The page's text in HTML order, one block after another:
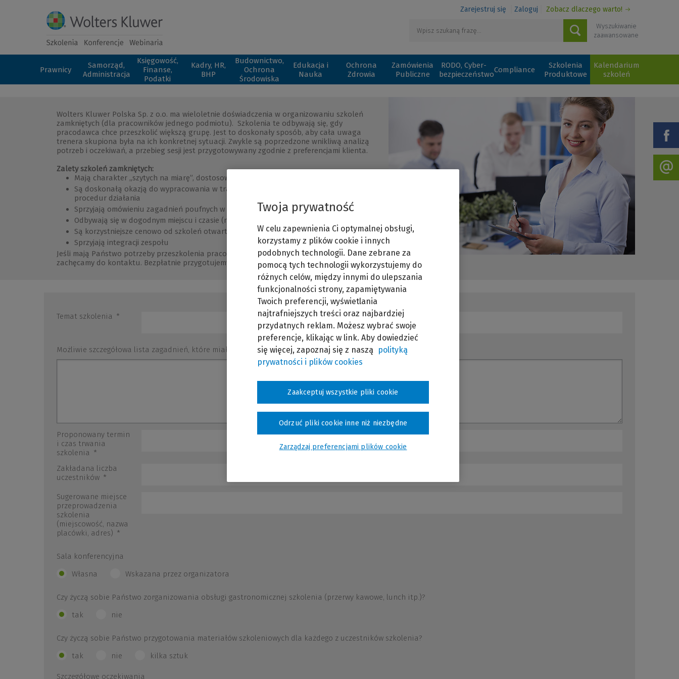
Zarejestruj się Zaloguj Zobacz dlaczego warto!
Wyszukiwanie
zaawansowane
Prawnicy
Samorząd,
Administracja
Księgowość,
Finanse,
Podatki
Kadry, HR,
BHP
Budownictwo,
Ochrona
Środowiska
Edukacja i
Nauka
Ochrona
Zdrowia
Zamówienia
Publiczne
RODO, Cyber-
bezpieczeństwoCompliance
Szkolenia
Produktowe
Kalendarium
szkoleń
Wolters Kluwer Polska Sp. z o.o. ma wieloletnie doświadczenia w organizowaniu szkoleń
zamkniętych (dla pracowników jednego podmiotu). Szkolenia te odbywają się, gdy
pracodawca chce przeszkolić większą grupę. Jest to doskonały sposób, aby cała uwaga
trenera skupiona była na ich konkretnej sytuacji. Zwykle są poprzedzone wnikliwą analizą
potrzeb i oczekiwań, a przebieg sesji jest przygotowywany zgodnie z preferencjami klienta.
Zalety szkoleń zamkniętych:
Mają charakter „szytych na miarę”, dostosowanych do potrzeb danej organizacji
Są doskonałą okazją do wypracowania w trakcie sesji szkoleniowej konkretnych
procedur działania
Sprzyjają omówieniu zagadnień poufnych w organizacji
Odbywają się w dogodnym miejscu i czasie (najczęściej w siedzibie Klienta)
Są korzystniejsze cenowo od szkoleń otwartych
Sprzyjają integracji zespołu
Jeśli mają Państwo potrzeby przeszkolenia pracowników z Państwa organizacji to
zachęcamy do kontaktu. Bezpłatnie przygotujemy dla Państwa ofertę.
Temat szkolenia *
Możliwie szczegółowa lista zagadnień, które miałyby stać się przedmiotem szkolenia
Proponowany termin
i czas trwania
szkolenia *
Zakładana liczba
uczestników *
Sugerowane miejsce
przeprowadzenia
szkolenia
(miejscowość, nazwa
placówki, adres) *
Sala konferencyjna
Własna
Wskazana przez organizatora
Czy życzą sobie Państwo zorganizowania obsługi gastronomicznej szkolenia (przerwy kawowe, lunch itp.)?
tak
nie
Czy życzą sobie Państwo przygotowania materiałów szkoleniowych dla każdego z uczestników szkolenia?
tak
nie kilka sztuk
Szczegółowe oczekiwania
Twoja prywatność
W celu zapewnienia Ci optymalnej obsługi,
korzystamy z plików cookie i innych
podobnych technologii. Dane zebrane za
pomocą tych technologii wykorzystujemy do
różnych celów, między innymi do ulepszania
funkcjonalności strony, zapamiętywania
Twoich preferencji, wyświetlania
najtrafniejszych treści oraz najbardziej
przydatnych reklam. Możesz wybrać swoje
preferencje, klikając w link. Aby dowiedzieć
się więcej, zapoznaj się z naszą
polityką
prywatności i plików cookies
Zarządzaj preferencjami plików cookie
Odrzuć pliki cookie inne niż niezbędne
Zaakceptuj wszystkie pliki cookie